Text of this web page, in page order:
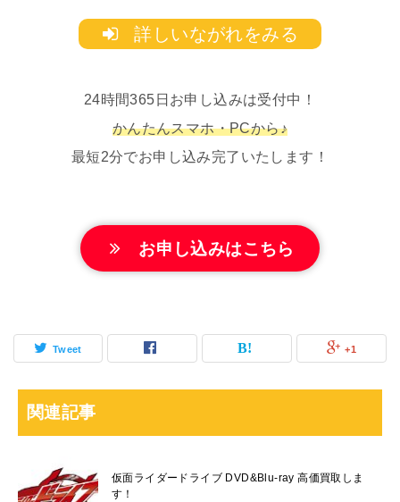
詳しいながれをみる
24時間365日お申し込みは受付中！
かんたんスマホ・PCから♪
最短2分でお申し込み完了いたします！
お申し込みはこちら
Tweet +1
関連記事
仮面ライダードライブ DVD&Blu-ray 高価買取しま
す！